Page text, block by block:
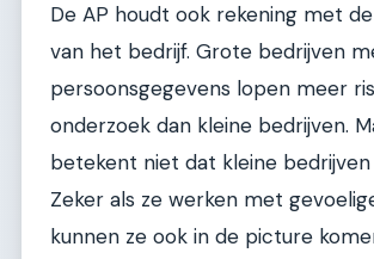
De AP houdt ook rekening met
van het bedrijf. Grote bedrijven
persoonsgegevens lopen meer
onderzoek dan kleine bedrijven.
betekent niet dat kleine bedrijven
Zeker als ze werken met
kunnen ze ook in de picture